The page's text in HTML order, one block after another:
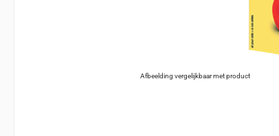
Afbeelding vergelijkbaar met product